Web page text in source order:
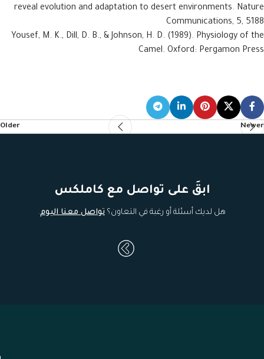
reveal evolution and adaptation to desert environments. Nature
Communications, 5, 5188
Yousef, M. K., Dill, D. B., & Johnson, H. D. (1989). Physiology of the
Camel. Oxford: Pergamon Press
Newer
Older
ابقَ على تواصل مع كاملكس
هل لديك أسئلة أو رغبة في التعاون؟ تواصل معنا اليوم.